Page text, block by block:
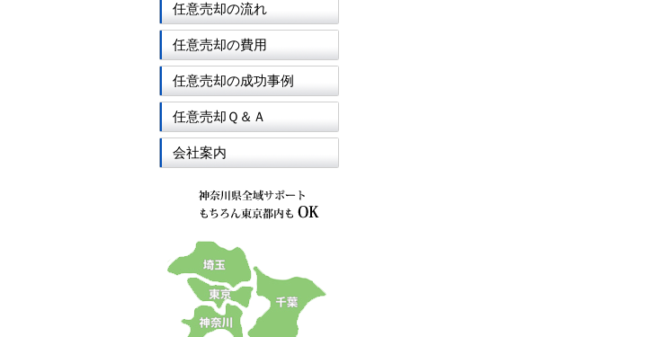
任意売却の流れ
任意売却の費用
任意売却の成功事例
任意売却Ｑ＆Ａ
会社案内